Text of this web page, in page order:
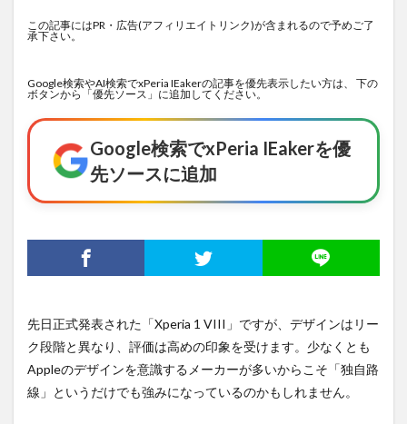
この記事にはPR・広告(アフィリエイトリンク)が含まれるので予めご了
承下さい。
Google検索やAI検索でxPeria IEakerの記事を優先表示したい方は、 下の
ボタンから「優先ソース」に追加してください。
Google検索でxPeria IEakerを優
先ソースに追加
先日正式発表された「Xperia 1 VIII」ですが、デザインはリー
ク段階と異なり、評価は高めの印象を受けます。少なくとも
Appleのデザインを意識するメーカーが多いからこそ「独自路
線」というだけでも強みになっているのかもしれません。